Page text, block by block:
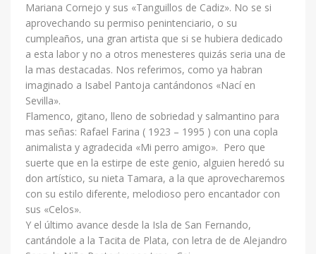
Mariana Cornejo y sus «Tanguillos de Cadiz». No se si
aprovechando su permiso penintenciario, o su
cumpleaños, una gran artista que si se hubiera dedicado
a esta labor y no a otros menesteres quizás seria una de
la mas destacadas. Nos referimos, como ya habran
imaginado a Isabel Pantoja cantándonos «Nací en
Sevilla».
Flamenco, gitano, lleno de sobriedad y salmantino para
mas señas: Rafael Farina ( 1923 – 1995 ) con una copla
animalista y agradecida «Mi perro amigo». Pero que
suerte que en la estirpe de este genio, alguien heredó su
don artístico, su nieta Tamara, a la que aprovecharemos
con su estilo diferente, melodioso pero encantador con
sus «Celos».
Y el último avance desde la Isla de San Fernando,
cantándole a la Tacita de Plata, con letra de de Alejandro